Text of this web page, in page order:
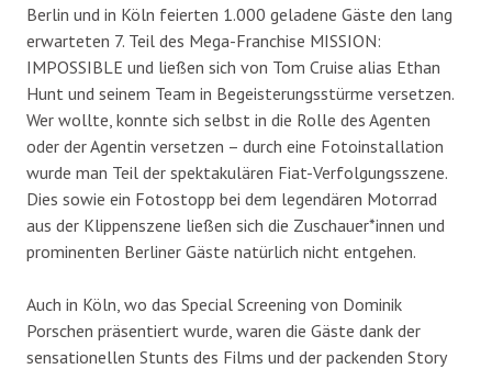
Berlin und in Köln feierten 1.000 geladene Gäste den lang
erwarteten 7. Teil des Mega-Franchise MISSION:
IMPOSSIBLE und ließen sich von Tom Cruise alias Ethan
Hunt und seinem Team in Begeisterungsstürme versetzen.
Wer wollte, konnte sich selbst in die Rolle des Agenten
oder der Agentin versetzen – durch eine Fotoinstallation
wurde man Teil der spektakulären Fiat-Verfolgungsszene.
Dies sowie ein Fotostopp bei dem legendären Motorrad
aus der Klippenszene ließen sich die Zuschauer*innen und
prominenten Berliner Gäste natürlich nicht entgehen.
Auch in Köln, wo das Special Screening von Dominik
Porschen präsentiert wurde, waren die Gäste dank der
sensationellen Stunts des Films und der packenden Story